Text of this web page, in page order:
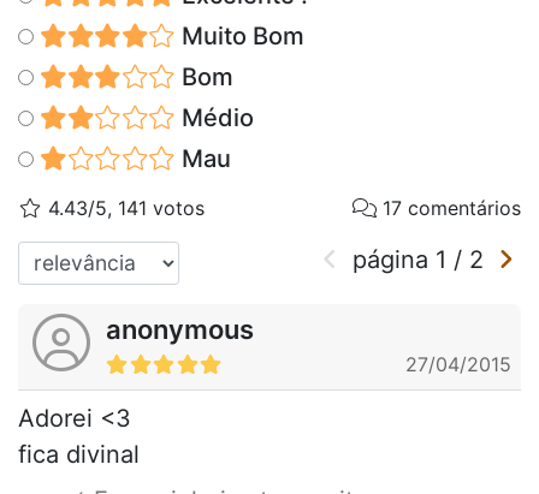
Muito Bom
Bom
Médio
Mau
4.43/5, 141 votos 17 comentários
página 1 / 2
anonymous
27/04/2015
Adorei <3
fica divinal